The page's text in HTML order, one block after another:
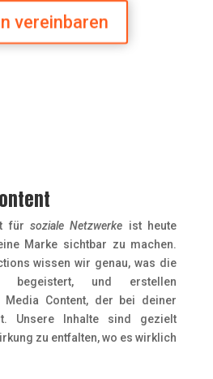
vereinbaren
für soziale Netzwerke ist heute
Marke sichtbar zu machen.
wissen wir genau, was die
und erstellen
Media Content, der bei deiner
Unsere Inhalte sind gezielt
zu entfalten, wo es wirklich